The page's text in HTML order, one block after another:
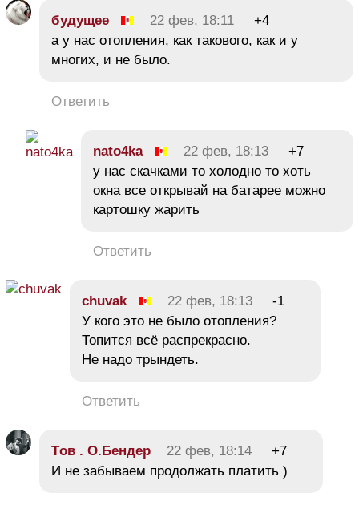
будущее 22 фев, 18:11
+4
а у нас отопления, как такового, как и у
многих, и не было.
Ответить
nato4ka 22 фев, 18:13
+7
у нас скачками то холодно то хоть
окна все открывай на батарее можно
картошку жарить
Ответить
chuvak 22 фев, 18:13
-1
У кого это не было отопления?
Топится всё распрекрасно.
Не надо трындеть.
Ответить
Tов . О.Бендер 22 фев, 18:14
+7
И не забываем продолжать платить )